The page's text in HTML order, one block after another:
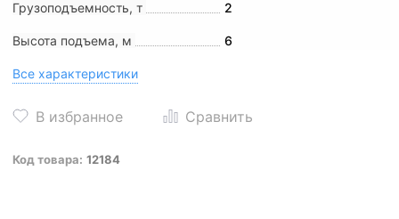
Грузоподъемность, т 2
Высота подъема, м 6
Все характеристики
Код товара: 12184